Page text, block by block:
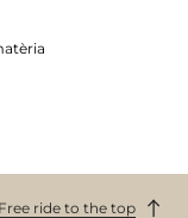
Free ride to the top